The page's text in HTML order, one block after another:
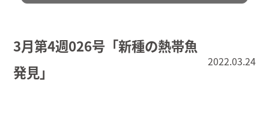
3月第4週026号「新種の熱帯魚
発見」
2022.03.24